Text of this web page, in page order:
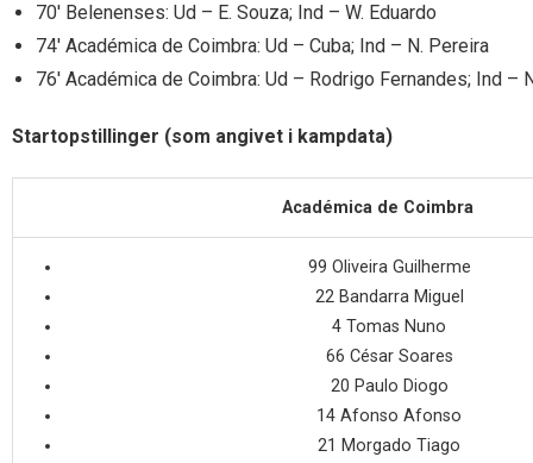
70′ Belenenses: Ud – E. Souza; Ind – W. Eduardo
74′ Académica de Coimbra: Ud – Cuba; Ind – N. Pereira
76′ Académica de Coimbra: Ud – Rodrigo Fernandes; Ind –
Startopstillinger (som angivet i kampdata)
Académica de Coimbra
99 Oliveira Guilherme
22 Bandarra Miguel
4 Tomas Nuno
66 César Soares
20 Paulo Diogo
14 Afonso Afonso
21 Morgado Tiago